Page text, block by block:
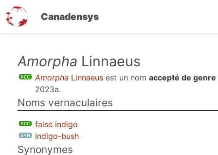
Canadensys
contenu
Amorpha Linnaeus
Amorpha Linnaeus est un nom accepté de genre
2023a.
Noms vernaculaires
false indigo
indigo-bush
Synonymes